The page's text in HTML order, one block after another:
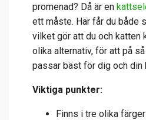
promenad? Då är en
ett måste. Här får du både
vilket gör att du och katten
olika alternativ, för att på
passar bäst för dig och din
Viktiga punkter:
Finns i tre olika färger